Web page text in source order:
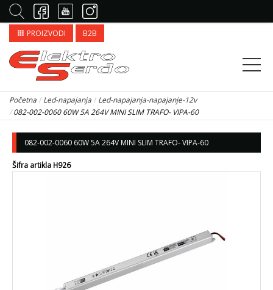
apps PROIZVODI B2B
Početna Led-napajanja
Led-napajanja-napajanje-12v
082-002-0060 60W 5A 264V MINI SLIM TRAFO- VIPA-60
082-002-0060 60W 5A 264V MINI SLIM TRAFO- VIPA-60
Šifra artikla H926